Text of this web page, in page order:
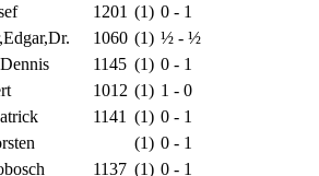
1201 (1) 0 - 1
1060 (1) ½ - ½
1145 (1) 0 - 1
1012 (1) 1 - 0
1141 (1) 0 - 1
(1) 0 - 1
1137 (1) 0 - 1